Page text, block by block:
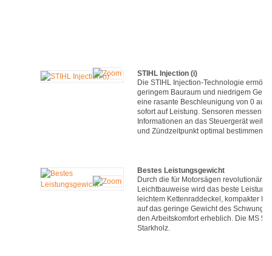
STIHL Injection (i)
Die STIHL Injection-Technologie
geringem Bauraum und niedrigem
eine rasante Beschleunigung von 0 auf
sofort auf Leistung. Sensoren messen
Informationen an das Steuergerät
und Zündzeitpunkt optimal bestimmen.
Bestes Leistungsgewicht
Durch die für Motorsägen revolutionäre
Leichtbauweise wird das beste
leichtem Kettenraddeckel, kompakter
auf das geringe Gewicht des
den Arbeitskomfort erheblich. Die MS
Starkholz.